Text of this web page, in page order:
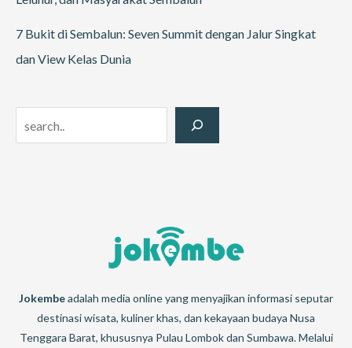
7 Bukit di Sembalun: Seven Summit dengan Jalur Singkat
dan View Kelas Dunia
Jokembeadalah media online yang menyajikan informasi seputar
destinasi wisata, kuliner khas, dan kekayaan budaya Nusa
Tenggara Barat, khususnya Pulau Lombok dan Sumbawa. Melalui